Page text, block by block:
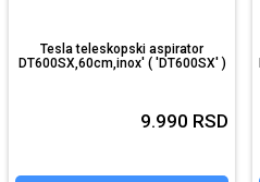
Tesla teleskopski aspirator
DT600SX,60cm,inox' ( 'DT600SX' )
9.990 RSD